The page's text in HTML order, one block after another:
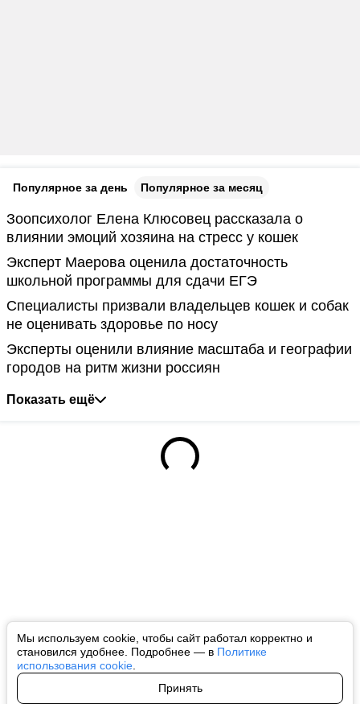
Мы используем cookie, чтобы сайт работал корректно и
становился удобнее. Подробнее — в Политике
использования cookie
Принять
Популярное за день Популярное за месяц
Зоопсихолог Елена Клюсовец рассказала о
влиянии эмоций хозяина на стресс у кошек
Эксперт Маерова оценила достаточность
школьной программы для сдачи ЕГЭ
Специалисты призвали владельцев кошек и собак
не оценивать здоровье по носу
Эксперты оценили влияние масштаба и географии
городов на ритм жизни россиян
Показать ещё